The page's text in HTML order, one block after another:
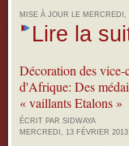
MISE À JOUR LE MERCREDI,
Lire la
Décoration des vice-
d'Afrique: Des
« vaillants Etalons »
ÉCRIT PAR SIDWAYA
MERCREDI, 13 FÉVRIER